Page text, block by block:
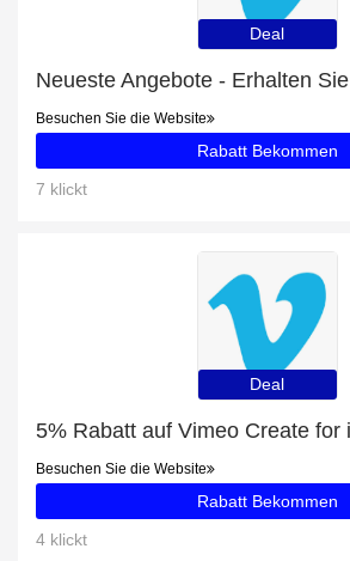
Deal
Besuchen Sie die Website
Rabatt Bekommen
7 klickt
Deal
5% Rabatt auf Vimeo Create for
Besuchen Sie die Website
Rabatt Bekommen
4 klickt